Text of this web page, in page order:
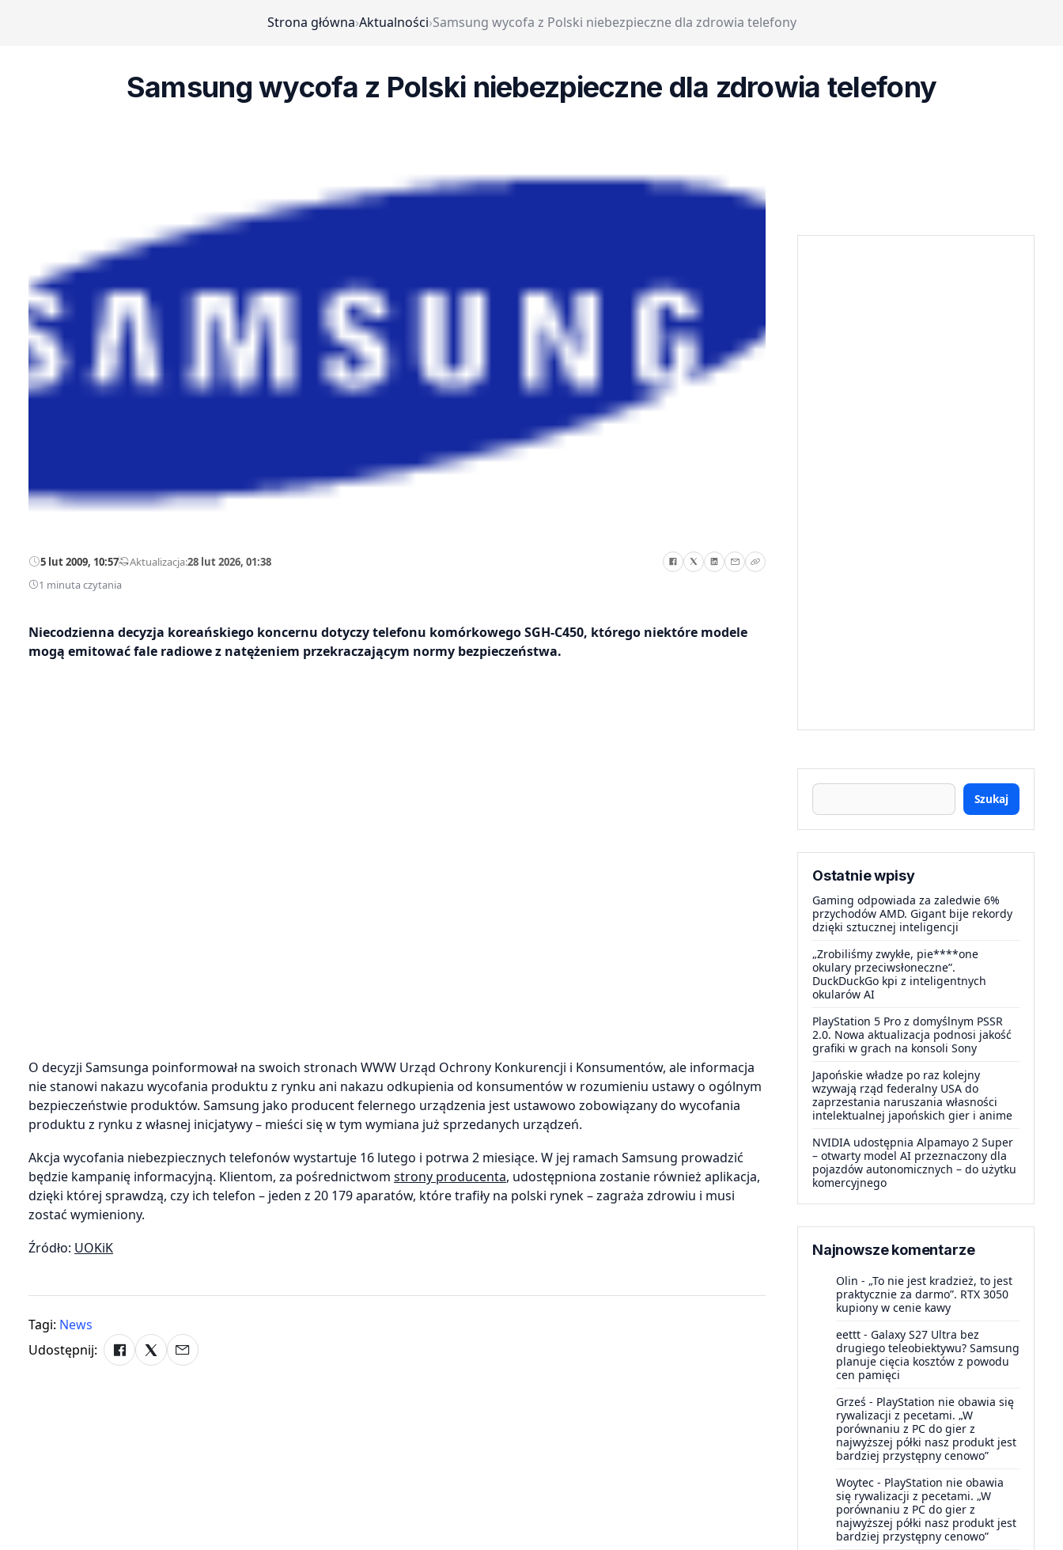
Strona główna›Aktualności›Samsung wycofa z Polski niebezpieczne dla zdrowia telefony
Samsung wycofa z Polski niebezpieczne dla zdrowia telefony
5 lut 2009, 10:57—Aktualizacja:28 lut 2026, 01:38
1 minuta czytania
Niecodzienna decyzja koreańskiego koncernu dotyczy telefonu komórkowego SGH-C450, którego niektóre modele
mogą emitować fale radiowe z natężeniem przekraczającym normy bezpieczeństwa.
O decyzji Samsunga poinformował na swoich stronach WWW Urząd Ochrony Konkurencji i Konsumentów, ale informacja
nie stanowi nakazu wycofania produktu z rynku ani nakazu odkupienia od konsumentów w rozumieniu ustawy o ogólnym
bezpieczeństwie produktów. Samsung jako producent felernego urządzenia jest ustawowo zobowiązany do wycofania
produktu z rynku z własnej inicjatywy – mieści się w tym wymiana już sprzedanych urządzeń.
Akcja wycofania niebezpiecznych telefonów wystartuje 16 lutego i potrwa 2 miesiące. W jej ramach Samsung prowadzić
będzie kampanię informacyjną. Klientom, za pośrednictwom strony producenta, udostępniona zostanie również aplikacja,
dzięki której sprawdzą, czy ich telefon – jeden z 20 179 aparatów, które trafiły na polski rynek – zagraża zdrowiu i musi
zostać wymieniony.
Źródło: UOKiK
Tagi: News
Udostępnij:
Szukaj
Ostatnie wpisy
Gaming odpowiada za zaledwie 6%
przychodów AMD. Gigant bije rekordy
dzięki sztucznej inteligencji
„Zrobiliśmy zwykłe, pie****one
okulary przeciwsłoneczne”.
DuckDuckGo kpi z inteligentnych
okularów AI
PlayStation 5 Pro z domyślnym PSSR
2.0. Nowa aktualizacja podnosi jakość
grafiki w grach na konsoli Sony
Japońskie władze po raz kolejny
wzywają rząd federalny USA do
zaprzestania naruszania własności
intelektualnej japońskich gier i anime
NVIDIA udostępnia Alpamayo 2 Super
– otwarty model AI przeznaczony dla
pojazdów autonomicznych – do użytku
komercyjnego
Najnowsze komentarze
Olin - „To nie jest kradzież, to jest
praktycznie za darmo”. RTX 3050
kupiony w cenie kawy
eettt - Galaxy S27 Ultra bez
drugiego teleobiektywu? Samsung
planuje cięcia kosztów z powodu
cen pamięci
Grześ - PlayStation nie obawia się
rywalizacji z pecetami. „W
porównaniu z PC do gier z
najwyższej półki nasz produkt jest
bardziej przystępny cenowo”
Woytec - PlayStation nie obawia
się rywalizacji z pecetami. „W
porównaniu z PC do gier z
najwyższej półki nasz produkt jest
bardziej przystępny cenowo”